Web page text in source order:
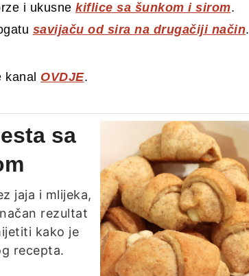
i ukusne kiflice sa šunkom i sirom.
savijaču od sira na drugačiji način.
kanal OVDJE.
sa
jaja i mlijeka,
rezultat
kako je
recepta.